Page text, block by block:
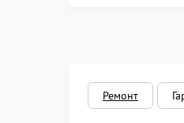
Ремонт